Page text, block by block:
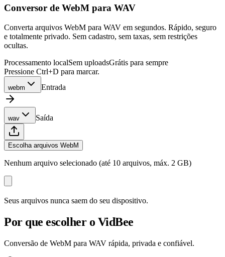
Conversor de WebM para WAV
Converta arquivos WebM para WAV em segundos. Rápido, seguro
e totalmente privado. Sem cadastro, sem taxas, sem restrições
ocultas.
Processamento localSem uploadsGrátis para sempre
Pressione Ctrl+D para marcar.
webm Entrada
wav Saída
Escolha arquivos WebM
Nenhum arquivo selecionado (até 10 arquivos, máx. 2 GB)
Seus arquivos nunca saem do seu dispositivo.
Por que escolher o VidBee
Conversão de WebM para WAV rápida, privada e confiável.